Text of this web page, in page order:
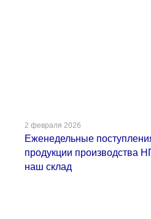
2 февраля 2026
Еженедельные
продукции производства
наш склад